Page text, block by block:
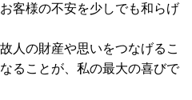
客様の不安を少しでも和らげ
人の財産や思いをつなげるこ
ることが、私の最大の喜びで